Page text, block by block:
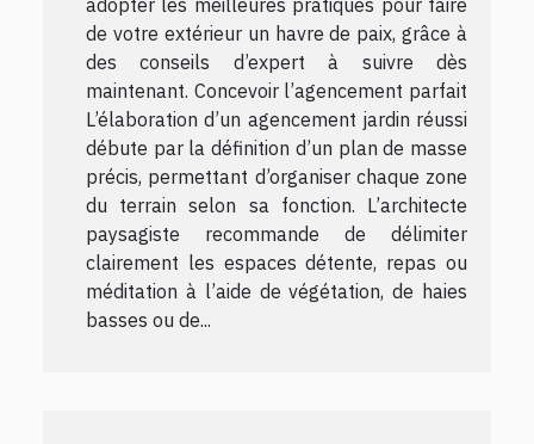
de votre extérieur un havre de paix, grâce à
des conseils d’expert à suivre dès
maintenant. Concevoir l’agencement parfait
L’élaboration d’un agencement jardin réussi
débute par la définition d’un plan de masse
précis, permettant d’organiser chaque zone
du terrain selon sa fonction. L’architecte
paysagiste recommande de délimiter
clairement les espaces détente, repas ou
méditation à l’aide de végétation, de haies
basses ou de...